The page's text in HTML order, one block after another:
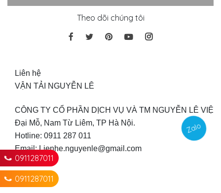
Theo dõi chúng tôi
Liên hệ
VẬN TẢI NGUYỄN LÊ
CÔNG TY CỔ PHẦN DỊCH VỤ VÀ TM NGUYỄN LÊ VIỆT
Đại Mỗ, Nam Từ Liêm, TP Hà Nội.
Hotline: 0911 287 011
Email: Lienhe.nguyenle@gmail.com
0911287011
0911287011
Zalo